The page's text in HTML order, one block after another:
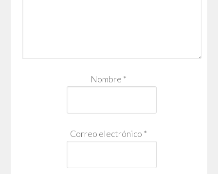
Nombre *
Correo electrónico *